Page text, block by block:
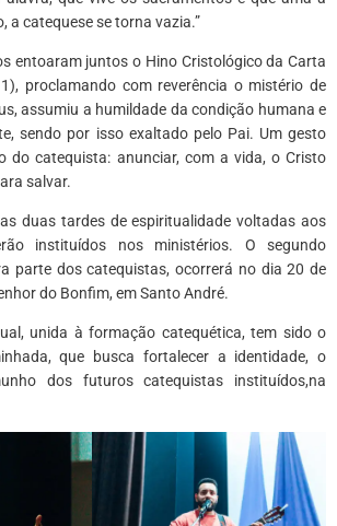
a catequese se torna vazia.”
entoaram juntos o Hino Cristológico da Carta
proclamando com reverência o mistério de
assumiu a humildade da condição humana e
sendo por isso exaltado pelo Pai. Um gesto
do catequista: anunciar, com a vida, o Cristo
salvar.
duas tardes de espiritualidade voltadas aos
instituídos nos ministérios. O segundo
parte dos catequistas, ocorrerá no dia 20 de
do Bonfim, em Santo André.
unida à formação catequética, tem sido o
que busca fortalecer a identidade, o
dos futuros catequistas instituídos,na